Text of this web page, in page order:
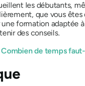
les débutants,
que vous
formation adaptée
des conseils.
Combien de temps